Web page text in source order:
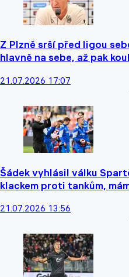
Z Plzně srší před ligou
hlavně na sebe, až pak
21.07.2026 17:07
Šádek vyhlásil válku
klackem proti tankům,
21.07.2026 13:56